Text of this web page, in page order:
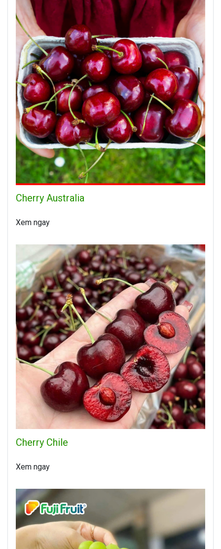
Cherry Australia
Xem ngay
Cherry Chile
Xem ngay